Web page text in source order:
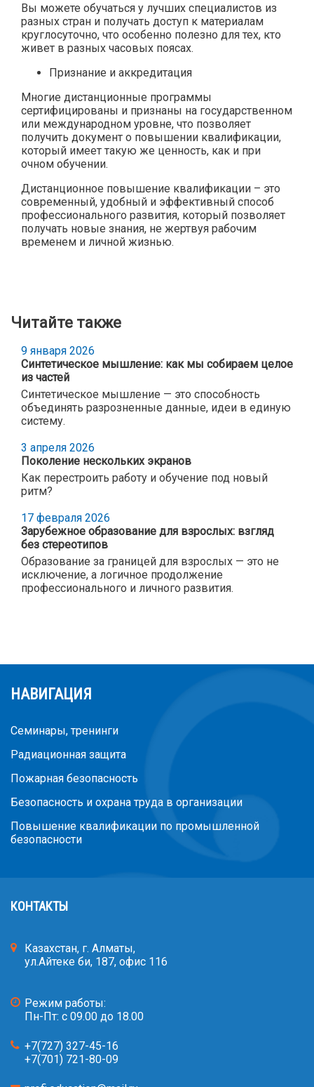
Вы можете обучаться у лучших специалистов из
разных стран и получать доступ к материалам
круглосуточно, что особенно полезно для тех, кто
живет в разных часовых поясах.
Признание и аккредитация
Многие дистанционные программы
сертифицированы и признаны на государственном
или международном уровне, что позволяет
получить документ о повышении квалификации,
который имеет такую же ценность, как и при
очном обучении.
Дистанционное повышение квалификации – это
современный, удобный и эффективный способ
профессионального развития, который позволяет
получать новые знания, не жертвуя рабочим
временем и личной жизнью.
Читайте также
9 января 2026
Синтетическое мышление: как мы собираем целое
из частей
Синтетическое мышление — это способность
объединять разрозненные данные, идеи в единую
систему.
3 апреля 2026
Поколение нескольких экранов
Как перестроить работу и обучение под новый
ритм?
17 февраля 2026
Зарубежное образование для взрослых: взгляд
без стереотипов
Образование за границей для взрослых — это не
исключение, а логичное продолжение
профессионального и личного развития.
НАВИГАЦИЯ
Семинары, тренинги
Радиационная защита
Пожарная безопасность
Безопасность и охрана труда в организации
Повышение квалификации по промышленной
безопасности
КОНТАКТЫ
Казахстан, г. Алматы,
ул.Айтеке би, 187, офис 116
Режим работы:
Пн-Пт: с 09.00 до 18.00
+7(727) 327-45-16
+7(701) 721-80-09